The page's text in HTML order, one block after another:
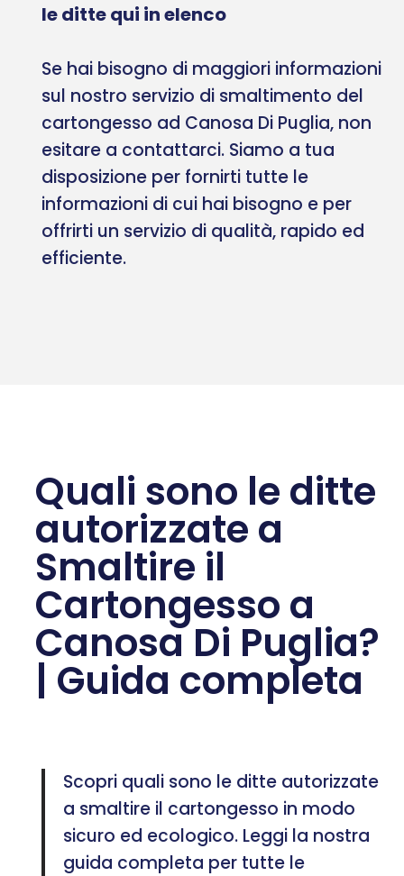
le ditte qui in elenco
Se hai bisogno di maggiori informazioni
sul nostro servizio di smaltimento del
cartongesso ad Canosa Di Puglia, non
esitare a contattarci. Siamo a tua
disposizione per fornirti tutte le
informazioni di cui hai bisogno e per
offrirti un servizio di qualità, rapido ed
efficiente.
Quali sono le ditte
autorizzate a
Smaltire il
Cartongesso a
Canosa Di Puglia?
| Guida completa
Scopri quali sono le ditte autorizzate
a smaltire il cartongesso in modo
sicuro ed ecologico. Leggi la nostra
guida completa per tutte le